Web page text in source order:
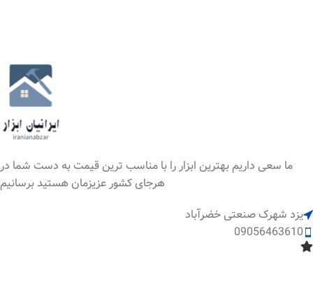
ما سعی داریم بهترین ابزار را با مناسب ترین قیمت به دست شما در
هرجای کشور عزیزمان هستید برسانیم
یزد شهرک صنعتی خضرآباد
09056463610